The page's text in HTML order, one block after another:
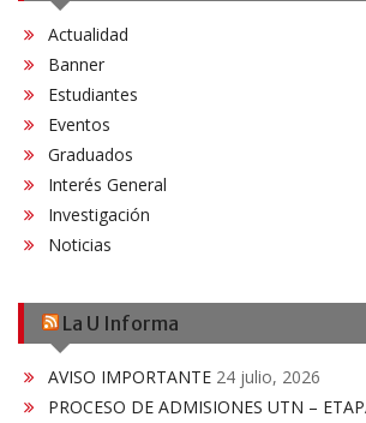
Actualidad
Banner
Estudiantes
Eventos
Graduados
Interés General
Investigación
Noticias
La U Informa
AVISO IMPORTANTE 24 julio, 2026
PROCESO DE ADMISIONES UTN –